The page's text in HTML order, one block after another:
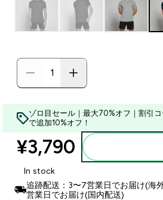
ゾロ目セール｜最大70%オフ｜割引
で追加10%オフ！
¥3,790‎
In stock
追跡配送：3〜7営業日でお届け(海
営業日でお届け(国内配送)